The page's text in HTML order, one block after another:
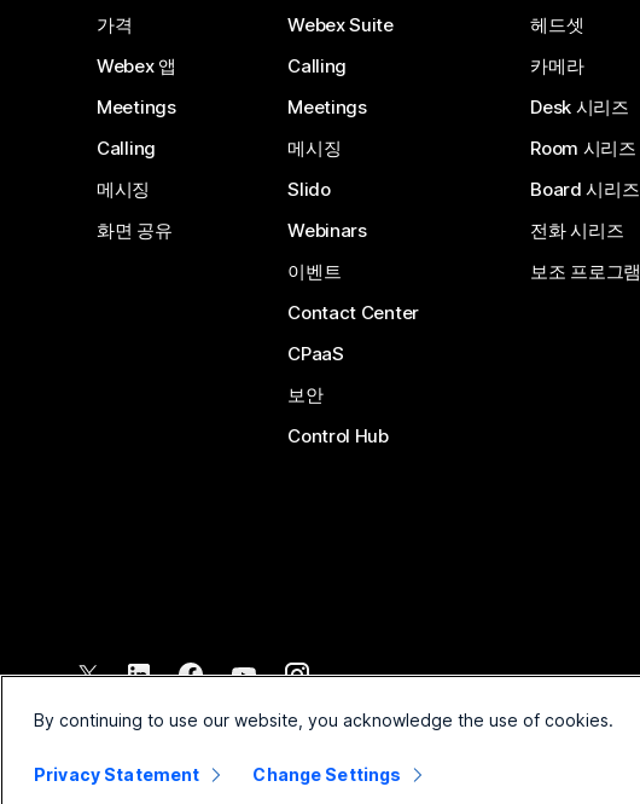
가격
Webex 앱
Meetings
Calling
메시징
화면 공유
Webex Suite
Calling
Meetings
메시징
Slido
Webinars
이벤트
Contact Center
CPaaS
보안
Control Hub
헤드셋
카메라
Desk 시리즈
Room 시리즈
Board 시리즈
전화 시리즈
보조 프로그램
2026 Cisco 및/또는 관련 제휴. All rights reserved.
By continuing to use our website, you acknowledge the use of cookies.
Privacy Statement Change Settings